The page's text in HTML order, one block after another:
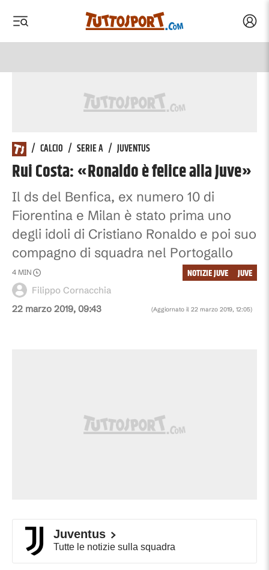
/ CALCIO / SERIE A / JUVENTUS
Rui Costa: «Ronaldo è felice alla Juve»
Il ds del Benfica, ex numero 10 di
Fiorentina e Milan è stato prima uno
degli idoli di Cristiano Ronaldo e poi suo
compagno di squadra nel Portogallo
22 marzo 2019, 09:43 (Aggiornato il 22 marzo 2019, 12:05)
Filippo Cornacchia
4 MIN JUVE
NOTIZIE JUVE
Juventus
Tutte le notizie sulla squadra